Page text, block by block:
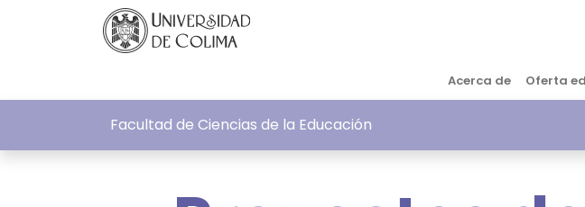
Acerca de Oferta
Facultad de Ciencias de la Educación